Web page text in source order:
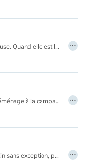
Papa a une nouvelle amoureuse. Quand elle est là, Papa n’est plus pareil : on dirait que tout ce qui compte, c’est de lui faire plaisir. Eh bien moi, je n’aime pas lui faire plaisir. On est très bien tous les deux, Papa et moi. Elle n’a pas un autre enfant à qui nouer les lacets ? …
Quand la famille de Marin déménage à la campagne, ses soeurs et lui ne sont pas d’accord. D’ailleurs, la machine à laver non plus : elle refuse de fonctionner et les parents décident de la mettre au rebut. Mais, miracle, celle-ci s’allume au contact de la nature ! De quoi intriguer les trois enfants, non ? …
Depuis toujours, chaque matin sans exception, pour Cléo et Mammouth, c’est câlin obligatoire dès le réveil. Mais aujourd’hui n’est pas un jour comme les autres.
…